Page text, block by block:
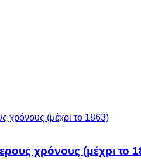
χρόνους (μέχρι το